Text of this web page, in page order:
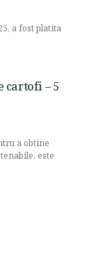
a fost platita
cartofi – 5
a obtine
este